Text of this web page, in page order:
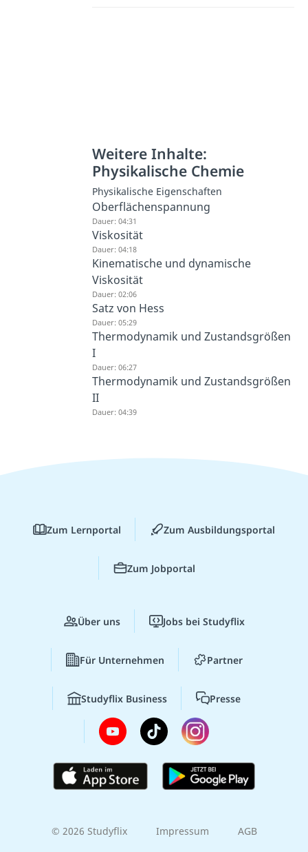
Weitere Inhalte:
Physikalische Chemie
Physikalische Eigenschaften
Oberflächenspannung
Dauer: 04:31
Viskosität
Dauer: 04:18
Kinematische und dynamische
Viskosität
Dauer: 02:06
Satz von Hess
Dauer: 05:29
Thermodynamik und Zustandsgrößen
I
Dauer: 06:27
Thermodynamik und Zustandsgrößen
II
Dauer: 04:39
Zum Lernportal Zum Ausbildungsportal
Zum Jobportal
Über uns Jobs bei Studyflix
Für Unternehmen Partner
Studyflix Business Presse
© 2026 Studyflix Impressum AGB